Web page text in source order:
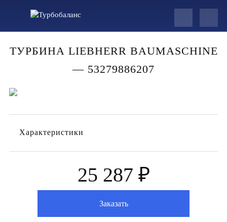
ТУРБИНА LIEBHERR BAUMASCHINE
— 53279886207
Характеристики
25 287 ₽
Заказать